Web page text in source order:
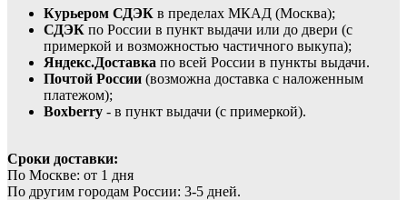
Курьером СДЭК в пределах МКАД (Москва);
СДЭК по России в пункт выдачи или до двери (с
примеркой и возможностью частичного выкупа);
Яндекс.Доставка по всей России в пункты выдачи.
Почтой России (возможна доставка с наложенным
платежом);
Boxberry - в пункт выдачи (с примеркой).
Сроки доставки:
По Москве: от 1 дня
По другим городам России: 3-5 дней.